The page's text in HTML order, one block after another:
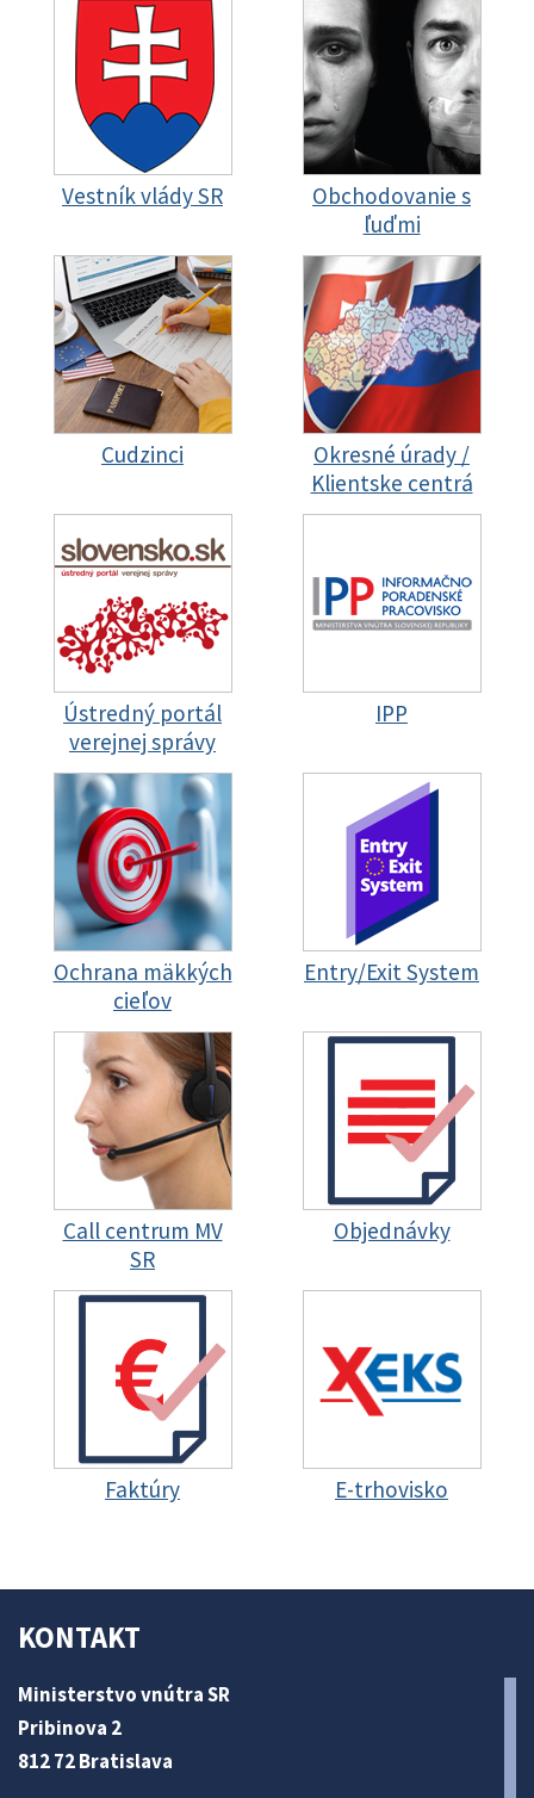
Vestník vlády SR
Obchodovanie s
ľuďmi
Cudzinci
Okresné úrady /
Klientske centrá
Ústredný portál
verejnej správy
IPP
Ochrana mäkkých
cieľov
Entry/Exit System
Call centrum MV
SR
Objednávky
Faktúry E-trhovisko
KONTAKT
Ministerstvo vnútra SR
Pribinova 2
812 72 Bratislava